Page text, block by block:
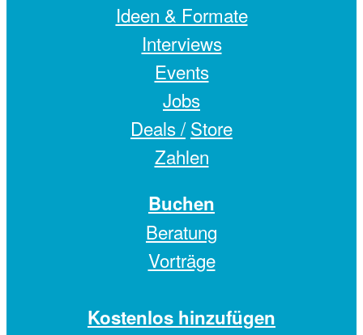
Ideen & Formate
Interviews
Events
Jobs
Deals / Store
Zahlen
Buchen
Beratung
Vorträge
Kostenlos hinzufügen